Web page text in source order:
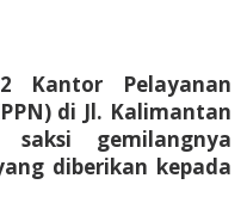
Kantor Pelayanan
di Jl. Kalimantan
saksi gemilangnya
diberikan kepada